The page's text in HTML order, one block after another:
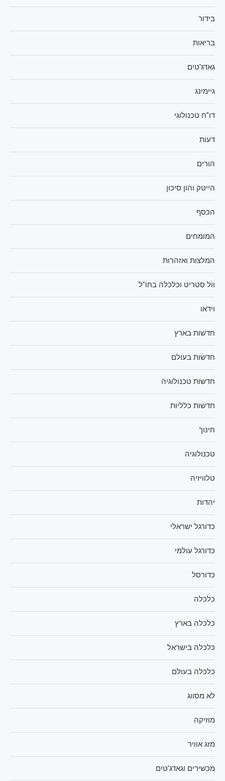
בידור
בריאות
גאדג'טים
גיימינג
דו"ח טכנולוגי
דעות
הורים
הייטק והון סיכון
הכסף
המומחים
המלצות ואזהרות
וול סטריט וכלכלה בחו"ל
וידאו
חדשות בארץ
חדשות בעולם
חדשות טכנולוגיה
חדשות כלליות
חינוך
טכנולוגיה
טלוויזיה
יהדות
כדורגל ישראלי
כדורגל עולמי
כדורסל
כלכלה
כלכלה בארץ
כלכלה בישראל
כלכלה בעולם
לא מסווג
מוזיקה
מזג אוויר
מכשירים וגאדג'טים